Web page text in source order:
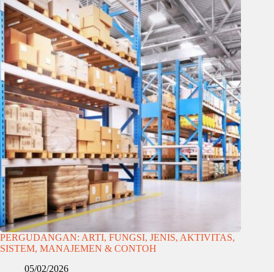
PERGUDANGAN: ARTI, FUNGSI, JENIS, AKTIVITAS,
SISTEM, MANAJEMEN & CONTOH
05/02/2026